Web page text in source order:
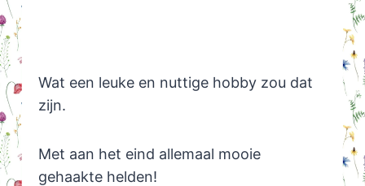
Wat een leuke en nuttige hobby zou dat
zijn.
Met aan het eind allemaal mooie
gehaakte helden!